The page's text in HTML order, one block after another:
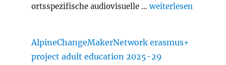
ortsspezifische audiovisuelle …„Slash Transition
weiterlesen
AlpineChangeMakerNetwork erasmus+
project adult education 2025-29